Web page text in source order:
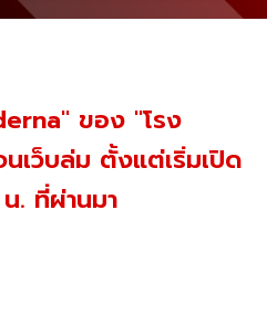
ของ "โรง
เว็บล่ม ตั้งแต่เริ่มเปิด
. ที่ผ่านมา